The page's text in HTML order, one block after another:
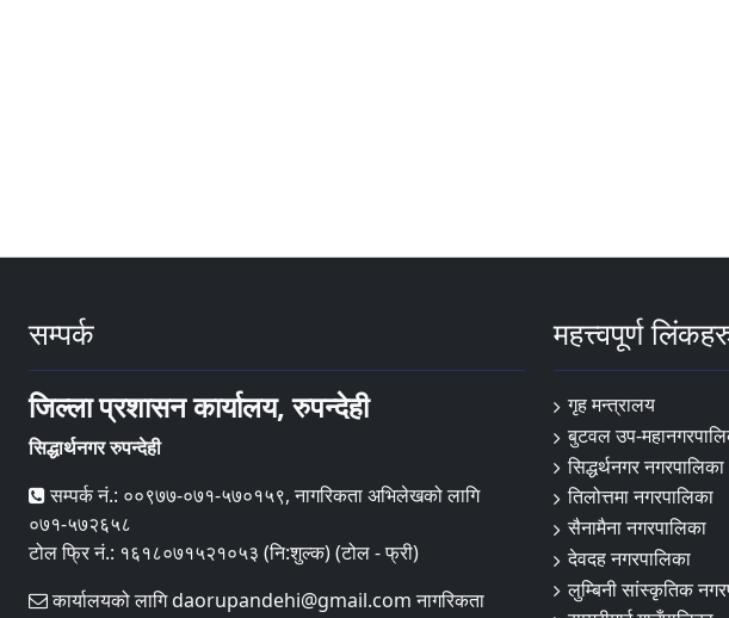
सम्पर्क
जिल्ला प्रशासन कार्यालय, रुपन्देही
सिद्धार्थनगर रुपन्देही
सम्पर्क नं.: ००९७७-०७१-५७०१५९, नागरिकता अभिलेखको लागि
०७१-५७२६५८
टोल फ्रि नं.: १६१८०७१५२१०५३ (नि:शुल्क) (टोल - फ्री)
कार्यालयको लागि daorupandehi@gmail.com नागरिकता
महत्त्वपूर्ण
गृह मन्त्रालय
बुटवल उप-
सिद्धर्थनगर नगरपालिका
तिलोत्तमा नगरपालिका
सैनामैना नगरपालिका
देवदह नगरपालिका
लुम्बिनी सांस्कृतिक